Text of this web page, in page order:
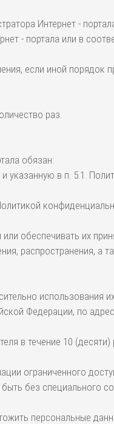
Интернет -
- портала или в
если иной порядок
раз.
обязан:
в п. 5.1.
обеспечивать их
распространения, а
использования
Федерации, по
в течение 10
ограниченного
без специального
персональные